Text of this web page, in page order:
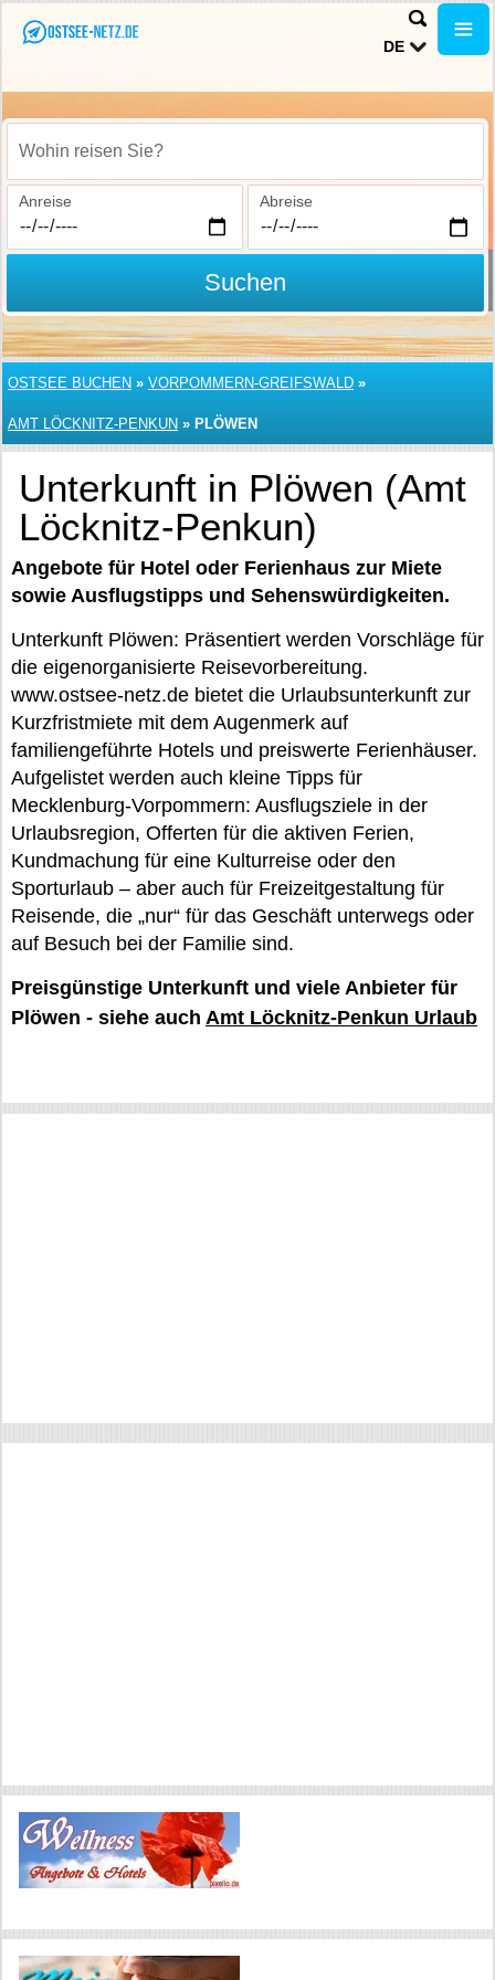
DE
Wohin reisen Sie?
Anreise Abreise
Suchen
OSTSEE BUCHEN » VORPOMMERN-GREIFSWALD »
AMT LÖCKNITZ-PENKUN » PLÖWEN
Unterkunft in Plöwen (Amt
Löcknitz-Penkun)
Angebote für Hotel oder Ferienhaus zur Miete
sowie Ausflugstipps und Sehenswürdigkeiten.
Unterkunft Plöwen: Präsentiert werden Vorschläge für
die eigenorganisierte Reisevorbereitung.
www.ostsee-netz.de bietet die Urlaubsunterkunft zur
Kurzfristmiete mit dem Augenmerk auf
familiengeführte Hotels und preiswerte Ferienhäuser.
Aufgelistet werden auch kleine Tipps für
Mecklenburg-Vorpommern: Ausflugsziele in der
Urlaubsregion, Offerten für die aktiven Ferien,
Kundmachung für eine Kulturreise oder den
Sporturlaub – aber auch für Freizeitgestaltung für
Reisende, die „nur“ für das Geschäft unterwegs oder
auf Besuch bei der Familie sind.
Preisgünstige Unterkunft und viele Anbieter für
Plöwen - siehe auch Amt Löcknitz-Penkun Urlaub